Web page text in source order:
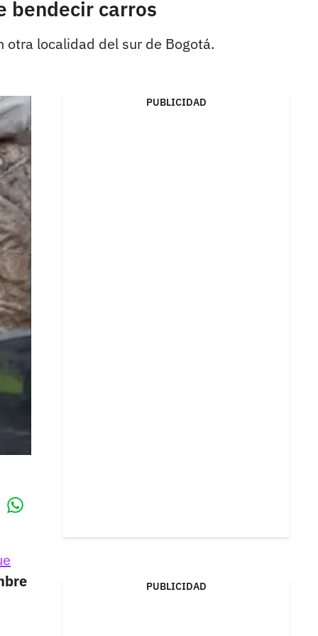
bendecir carros
otra localidad del sur de Bogotá.
PUBLICIDAD
PUBLICIDAD